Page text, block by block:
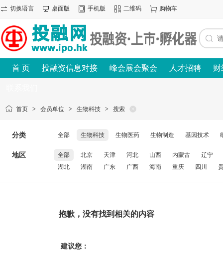
切换语言 桌面版 手机版 二维码 购物车
首 页 投融资信息对接 峰会展会聚会 人才招聘 财
首页 > 会员单位 > 生物科技 > 搜索
分类 全部 生物科技 生物医药 生物制造 基因技术
地区 全部 北京 天津 河北 山西 内蒙古
辽宁
湖北
湖南 广东 广西 海南 重庆 四川
抱歉，没有找到相关的内容
建议您：